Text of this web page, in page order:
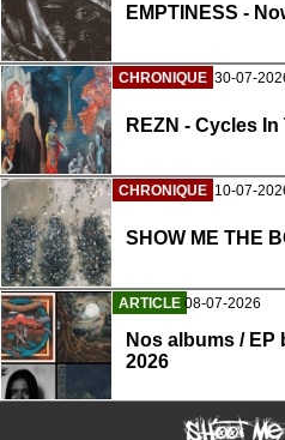
EMPTINESS -
CHRONIQUE 30-07-
REZN - Cycles
CHRONIQUE 10-07-
SHOW ME THE
ARTICLE 08-07-2026
Nos albums /
2026